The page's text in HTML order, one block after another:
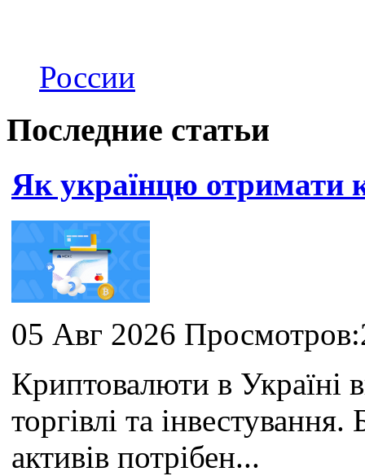
России
Последние статьи
Як українцю отримати
05 Авг 2026
Криптовалюти в Україні
торгівлі та
активів потрібен...